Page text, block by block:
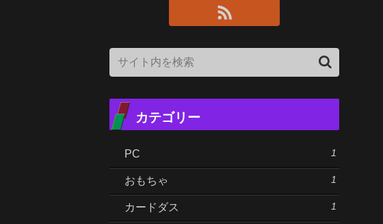
カテゴリー
PC 1
おもちゃ 1
カードダス 1